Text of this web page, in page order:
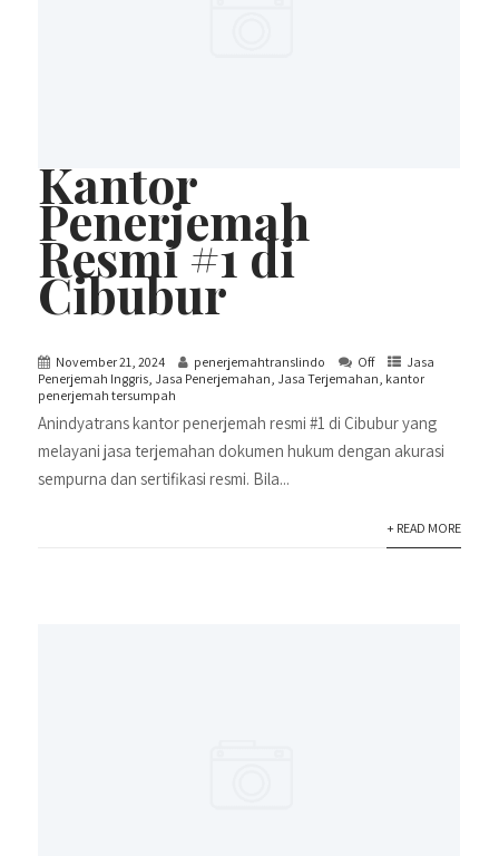
Kantor
Penerjemah
Resmi #1 di
Cibubur
November 21, 2024 penerjemahtranslindo Off
Jasa
Penerjemah Inggris, Jasa Penerjemahan, Jasa Terjemahan, kantor
penerjemah tersumpah
Anindyatrans kantor penerjemah resmi #1 di Cibubur yang
melayani jasa terjemahan dokumen hukum dengan akurasi
sempurna dan sertifikasi resmi. Bila...
+ READ MORE